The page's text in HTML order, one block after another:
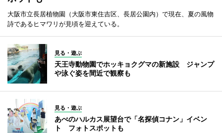
大阪市立長居植物園（大阪市東住吉区、長居公園内）で現在、夏の風物
詩であるヒマワリが見頃を迎えている。
見る・遊ぶ
天王寺動物園でホッキョクグマの新施設 ジャンプ
や泳ぐ姿を間近で観察も
見る・遊ぶ
あべのハルカス展望台で「名探偵コナン」イベン
ト フォトスポットも